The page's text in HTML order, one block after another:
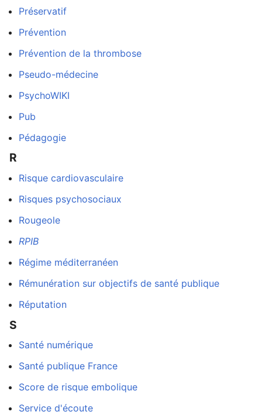
langue
Préservatif
Prévention
Prévention de la thrombose
Pseudo-médecine
PsychoWIKI
Pub
Pédagogie
R
Risque cardiovasculaire
Risques psychosociaux
Rougeole
RPIB
Régime méditerranéen
Rémunération sur objectifs de santé publique
Réputation
S
Santé numérique
Santé publique France
Score de risque embolique
Service d'écoute